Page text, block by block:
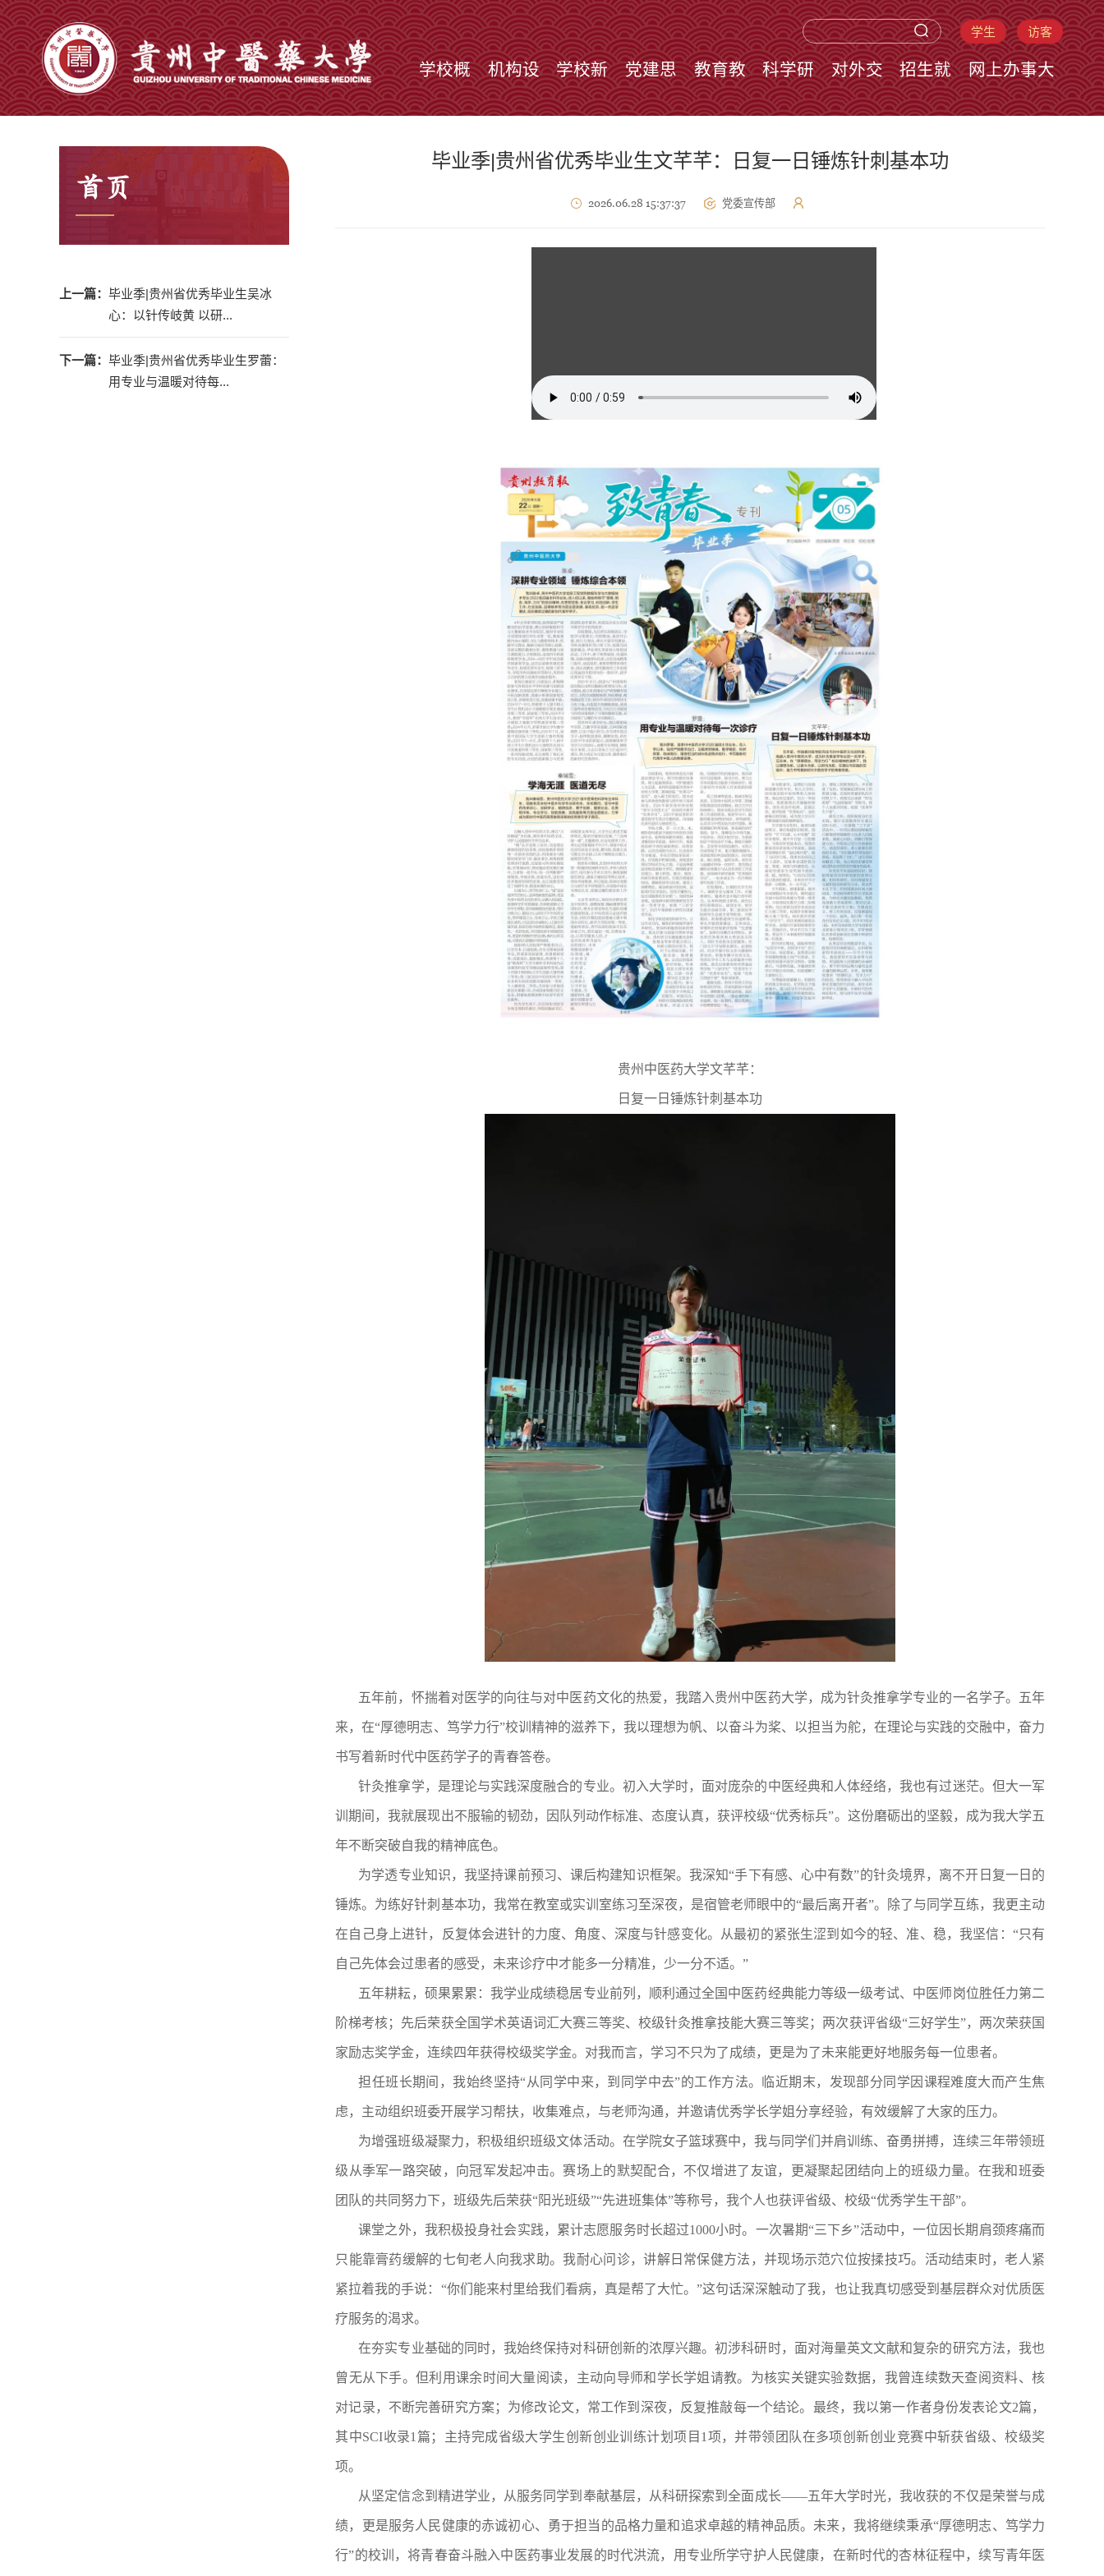
学生 访客
学校概
况
机构设
置
学校新
闻
党建思
政
教育教
学
科学研
究
对外交
流
招生就
业
网上办事大
厅
首页
上一篇： 毕业季|贵州省优秀毕业生吴冰
心：以针传岐黄 以研...
下一篇： 毕业季|贵州省优秀毕业生罗蕾：
用专业与温暖对待每...
毕业季|贵州省优秀毕业生文芊芊：日复一日锤炼针刺基本功
2026.06.28 15:37:37 党委宣传部
贵州中医药大学文芊芊：
日复一日锤炼针刺基本功
五年前，怀揣着对医学的向往与对中医药文化的热爱，我踏入贵州中医药大学，成为针灸推拿学专业的一名学子。五年
来，在“厚德明志、笃学力行”校训精神的滋养下，我以理想为帆、以奋斗为桨、以担当为舵，在理论与实践的交融中，奋力
书写着新时代中医药学子的青春答卷。
针灸推拿学，是理论与实践深度融合的专业。初入大学时，面对庞杂的中医经典和人体经络，我也有过迷茫。但大一军
训期间，我就展现出不服输的韧劲，因队列动作标准、态度认真，获评校级“优秀标兵”。这份磨砺出的坚毅，成为我大学五
年不断突破自我的精神底色。
为学透专业知识，我坚持课前预习、课后构建知识框架。我深知“手下有感、心中有数”的针灸境界，离不开日复一日的
锤炼。为练好针刺基本功，我常在教室或实训室练习至深夜，是宿管老师眼中的“最后离开者”。除了与同学互练，我更主动
在自己身上进针，反复体会进针的力度、角度、深度与针感变化。从最初的紧张生涩到如今的轻、准、稳，我坚信：“只有
自己先体会过患者的感受，未来诊疗中才能多一分精准，少一分不适。”
五年耕耘，硕果累累：我学业成绩稳居专业前列，顺利通过全国中医药经典能力等级一级考试、中医师岗位胜任力第二
阶梯考核；先后荣获全国学术英语词汇大赛三等奖、校级针灸推拿技能大赛三等奖；两次获评省级“三好学生”，两次荣获国
家励志奖学金，连续四年获得校级奖学金。对我而言，学习不只为了成绩，更是为了未来能更好地服务每一位患者。
担任班长期间，我始终坚持“从同学中来，到同学中去”的工作方法。临近期末，发现部分同学因课程难度大而产生焦
虑，主动组织班委开展学习帮扶，收集难点，与老师沟通，并邀请优秀学长学姐分享经验，有效缓解了大家的压力。
为增强班级凝聚力，积极组织班级文体活动。在学院女子篮球赛中，我与同学们并肩训练、奋勇拼搏，连续三年带领班
级从季军一路突破，向冠军发起冲击。赛场上的默契配合，不仅增进了友谊，更凝聚起团结向上的班级力量。在我和班委
团队的共同努力下，班级先后荣获“阳光班级”“先进班集体”等称号，我个人也获评省级、校级“优秀学生干部”。
课堂之外，我积极投身社会实践，累计志愿服务时长超过1000小时。一次暑期“三下乡”活动中，一位因长期肩颈疼痛而
只能靠膏药缓解的七旬老人向我求助。我耐心问诊，讲解日常保健方法，并现场示范穴位按揉技巧。活动结束时，老人紧
紧拉着我的手说：“你们能来村里给我们看病，真是帮了大忙。”这句话深深触动了我，也让我真切感受到基层群众对优质医
疗服务的渴求。
在夯实专业基础的同时，我始终保持对科研创新的浓厚兴趣。初涉科研时，面对海量英文文献和复杂的研究方法，我也
曾无从下手。但利用课余时间大量阅读，主动向导师和学长学姐请教。为核实关键实验数据，我曾连续数天查阅资料、核
对记录，不断完善研究方案；为修改论文，常工作到深夜，反复推敲每一个结论。最终，我以第一作者身份发表论文2篇，
其中SCI收录1篇；主持完成省级大学生创新创业训练计划项目1项，并带领团队在多项创新创业竞赛中斩获省级、校级奖
项。
从坚定信念到精进学业，从服务同学到奉献基层，从科研探索到全面成长——五年大学时光，我收获的不仅是荣誉与成
绩，更是服务人民健康的赤诚初心、勇于担当的品格力量和追求卓越的精神品质。未来，我将继续秉承“厚德明志、笃学力
行”的校训，将青春奋斗融入中医药事业发展的时代洪流，用专业所学守护人民健康，在新时代的杏林征程中，续写青年医